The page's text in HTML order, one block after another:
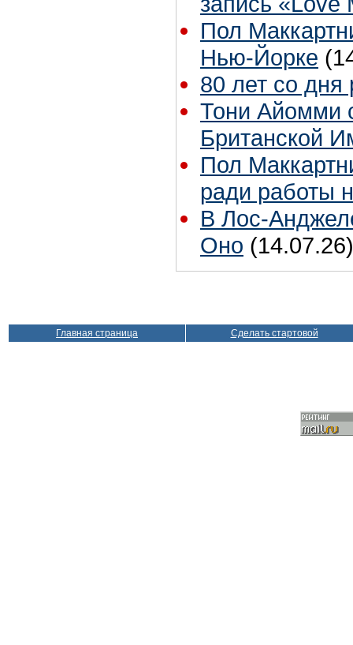
Пол
Нью-Йорке
80 лет со
Тони Айомми
Британской
Пол
ради работы
В Лос-
Оно (14.07.26)
Главная страница Сделать стартовой